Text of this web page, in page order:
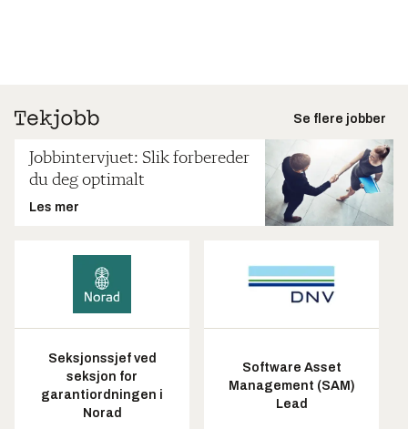
Se flere jobber
Jobbintervjuet: Slik forbereder
du deg optimalt
Les mer
Seksjonssjef ved
seksjon for
garantiordningen i
Norad
Software Asset
Management (SAM)
Lead